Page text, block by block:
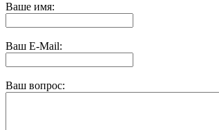
Ваше имя:
Ваш E-Mail:
Ваш вопрос: